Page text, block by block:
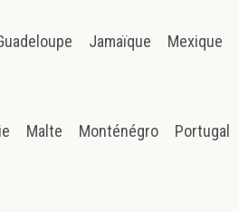
Jamaïque Mexique
Malte Monténégro Portugal